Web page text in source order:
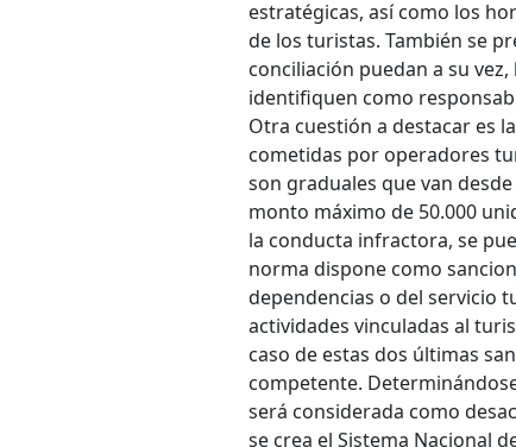
estratégicas, así como los
de los turistas. También se
conciliación puedan a su
identifiquen como
Otra cuestión a destacar es
cometidas por operadores
son graduales que van
monto máximo de 50.000
la conducta infractora, se
norma dispone como
dependencias o del servicio
actividades vinculadas al
caso de estas dos últimas
competente.
será considerada como
se crea el Sistema Nacional